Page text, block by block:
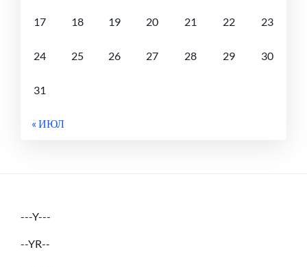
17 18 19 20 21 22 23
24 25 26 27 28 29 30
31
« ИЮЛ
---Y---
--YR--